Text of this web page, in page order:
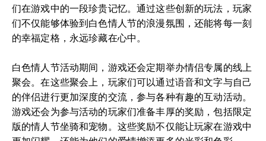
们在游戏中的一段珍贵记忆。通过这些创新的玩法，玩家
们不仅能够体验到白色情人节的浪漫氛围，还能将每一刻
的幸福定格，永远珍藏在心中。
白色情人节活动期间，游戏还会定期举办情侣专属的线上
聚会。在这些聚会上，玩家们可以通过语音和文字与自己
的伴侣进行更加深度的交流，参与各种有趣的互动活动。
游戏还会为参与活动的玩家们准备丰厚的奖励，包括限定
版的情人节坐骑和宠物。这些奖励不仅能让玩家在游戏中